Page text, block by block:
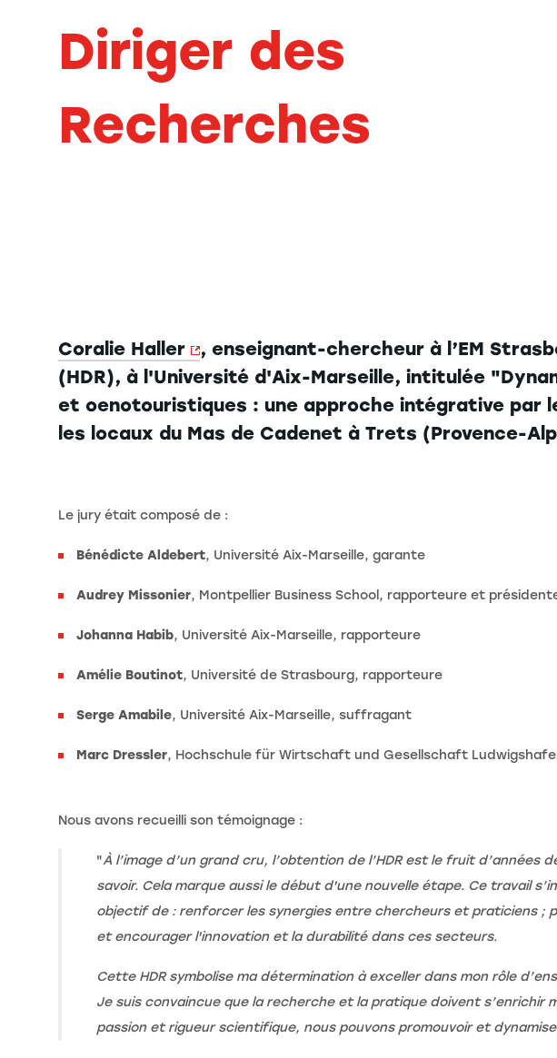
Diriger des
Recherches
Coralie Haller
, enseignant-chercheur à l’EM
(HDR), à l'Université d'Aix-Marseille, intitulée
et oenotouristiques : une approche intégrative par
les locaux du Mas de Cadenet à Trets (Provence-
Le jury était composé de :
Bénédicte Aldebert, Université Aix-Marseille, garante
Audrey Missonier, Montpellier Business School, rapporteure et
Johanna Habib, Université Aix-Marseille, rapporteure
Amélie Boutinot, Université de Strasbourg, rapporteure
Serge Amabile, Université Aix-Marseille, suffragant
Marc Dressler, Hochschule für Wirtschaft und Gesellschaft
Nous avons recueilli son témoignage :
"À l’image d’un grand cru, l’obtention de l’HDR est le fruit
savoir. Cela marque aussi le début d'une nouvelle étape. Ce travail
objectif de : renforcer les synergies entre chercheurs et praticiens ;
et encourager l'innovation et la durabilité dans ces secteurs.
Cette HDR symbolise ma détermination à exceller dans mon rôle
Je suis convaincue que la recherche et la pratique doivent
passion et rigueur scientifique, nous pouvons promouvoir et